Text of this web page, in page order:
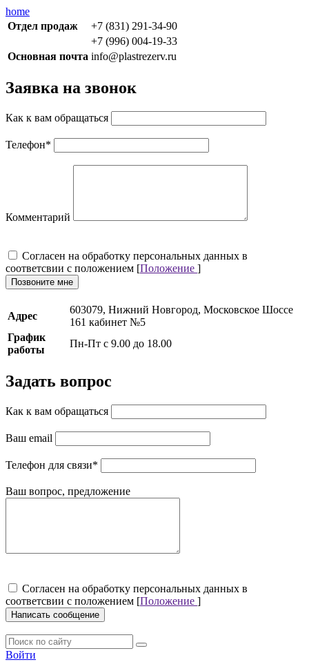
home
Отдел продаж
+7 (831) 291-34-90
+7 (996) 004-19-33
Основная почта info@plastrezerv.ru
Заявка на звонок
Как к вам обращаться
Телефон*
Комментарий
Cогласен на обработку персональных данных в
соответсвии с положением [Положение ]
Позвоните мне
Адрес
603079, Нижний Новгород, Московское Шоссе
161 кабинет №5
График
работы
Пн-Пт с 9.00 до 18.00
Задать вопрос
Как к вам обращаться
Ваш email
Телефон для связи*
Ваш вопрос, предложение
Cогласен на обработку персональных данных в
соответсвии с положением [Положение ]
Написать сообщение
Войти